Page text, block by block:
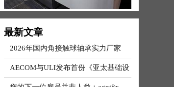
最新文章
2026年国内角接触球轴承实力厂家
AECOM与ULI发布首份《亚太基础设